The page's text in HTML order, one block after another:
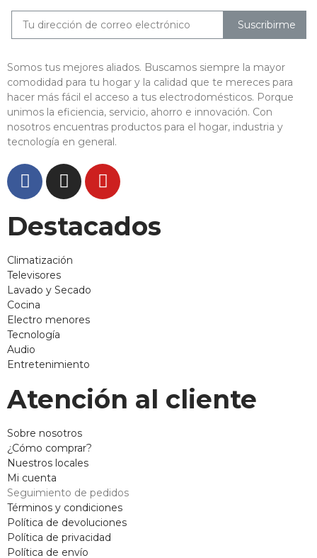
Suscribirme
Somos tus mejores aliados. Buscamos siempre la mayor
comodidad para tu hogar y la calidad que te mereces para
hacer más fácil el acceso a tus electrodomésticos. Porque
unimos la eficiencia, servicio, ahorro e innovación. Con
nosotros encuentras productos para el hogar, industria y
tecnología en general.
Destacados
Climatización
Televisores
Lavado y Secado
Cocina
Electro menores
Tecnología
Audio
Entretenimiento
Atención al cliente
Sobre nosotros
¿Cómo comprar?
Nuestros locales
Mi cuenta
Seguimiento de pedidos
Términos y condiciones
Política de devoluciones
Política de privacidad
Política de envío